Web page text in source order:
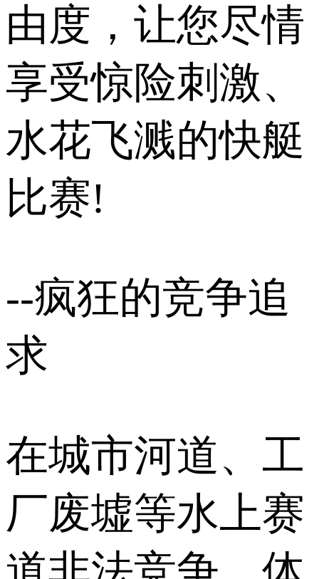
由度，让您尽情
享受惊险刺激、
水花飞溅的快艇
比赛!
--疯狂的竞争追
求
在城市河道、工
厂废墟等水上赛